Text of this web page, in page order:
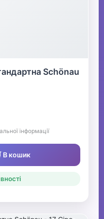
Schönau
інформації
В кошик